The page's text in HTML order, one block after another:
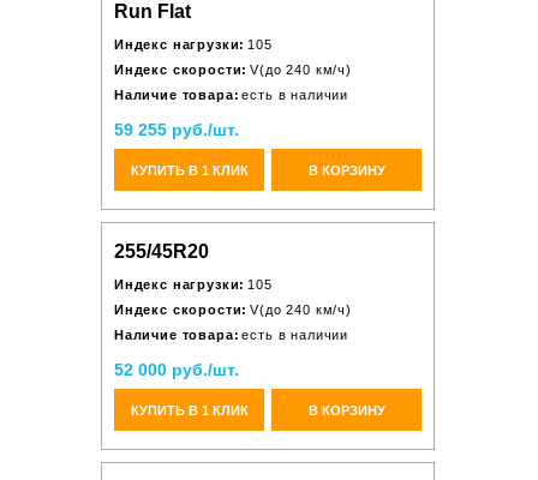
Run Flat
Индекс нагрузки: 105
Индекс скорости: V(до 240 км/ч)
Наличие товара: есть в наличии
59 255 руб./шт.
КУПИТЬ В 1 КЛИК В КОРЗИНУ
255/45R20
Индекс нагрузки: 105
Индекс скорости: V(до 240 км/ч)
Наличие товара: есть в наличии
52 000 руб./шт.
КУПИТЬ В 1 КЛИК В КОРЗИНУ